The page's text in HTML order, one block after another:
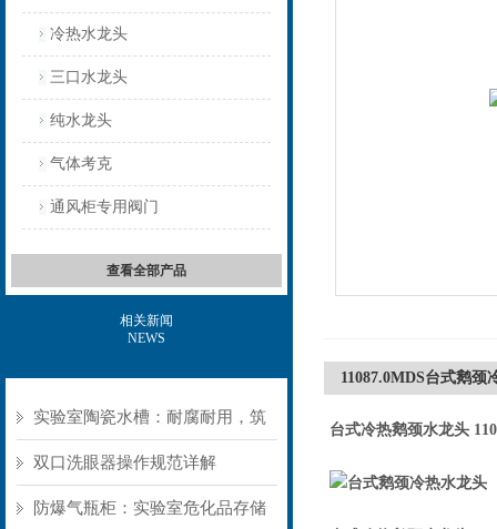
冷热水龙头
三口水龙头
纯水龙头
气体考克
通风柜专用阀门
查看全部产品
相关新闻
NEWS
实验室陶瓷水槽：耐腐耐用，筑
牢实验室基础防护
双口洗眼器操作规范详解
防爆气瓶柜：实验室危化品存储
11087.0MDS台式鹅颈
台式冷热鹅颈水龙头